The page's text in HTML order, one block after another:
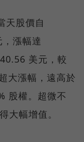
天股價自
漲幅達
美元，較
大漲幅，遠高於
股權。超微不
大幅增值。